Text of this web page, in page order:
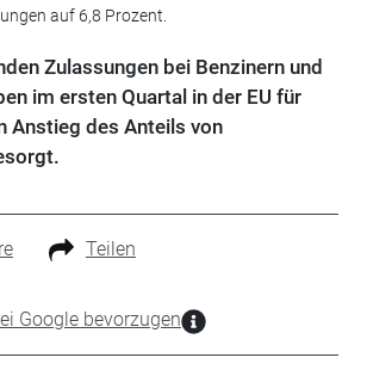
auf 6,8 Prozent.
Zulassungen bei Benzinern und
im ersten Quartal in der EU für
Anstieg des Anteils von
Teilen
Google bevorzugen